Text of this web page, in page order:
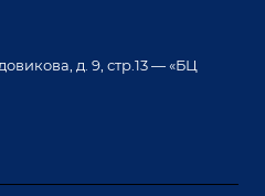
для сварки
д. 9, стр.13 — «БЦ